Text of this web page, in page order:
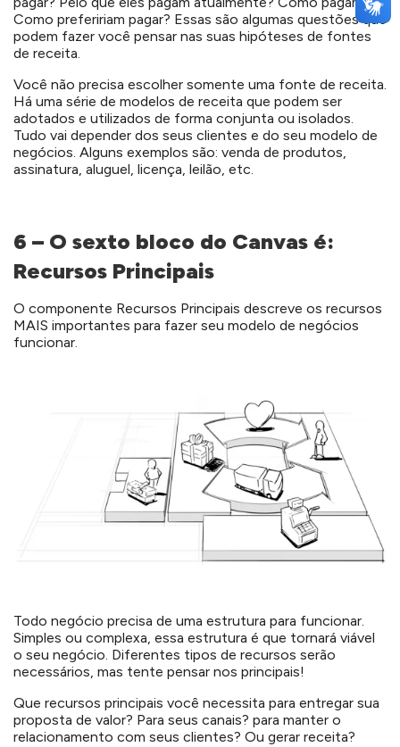
Como prefeririam pagar? Essas são algumas questões que
podem fazer você pensar nas suas hipóteses de fontes
de receita.
Você não precisa escolher somente uma fonte de receita.
Há uma série de modelos de receita que podem ser
adotados e utilizados de forma conjunta ou isolados.
Tudo vai depender dos seus clientes e do seu modelo de
negócios. Alguns exemplos são: venda de produtos,
assinatura, aluguel, licença, leilão, etc.
6 – O sexto bloco do Canvas é:
Recursos Principais
O componente Recursos Principais descreve os recursos
MAIS importantes para fazer seu modelo de negócios
funcionar.
Todo negócio precisa de uma estrutura para funcionar.
Simples ou complexa, essa estrutura é que tornará viável
o seu negócio. Diferentes tipos de recursos serão
necessários, mas tente pensar nos principais!
Que recursos principais você necessita para entregar sua
proposta de valor? Para seus canais? para manter o
relacionamento com seus clientes? Ou gerar receita?